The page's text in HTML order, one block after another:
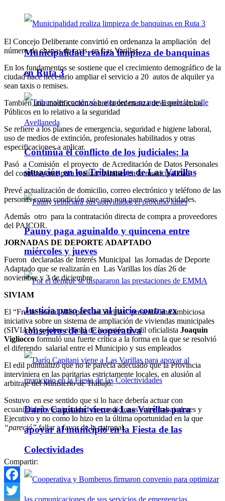
Municipalidad realiza limpieza de banquinas
en Ruta 3
Continúa el conflicto de los judiciales: la
situación en los Tribunales de Las Varillas
Pauny paga aguinaldo y quincena entre
miércoles y jueves
Justicia puso fecha al juicio contra ex
consejeros de la Cooperativa
Darío Capitani viene a Las Varillas para
apoyar al municipio en la Fiesta de las
Colectividades
El Concejo Deliberante convirtió en ordenanza la ampliación del
número de chapas de taxis en Las Varillas.
En los fundamentos se sostiene que el crecimiento demográfico de la
ciudad hace necesario ampliar el servicio a 20 autos de alquiler ya
sean taxis o remises.
También una modificación sobre la ordenanza de Espectáculos
Públicos en lo relativo a la seguridad
Se refiere a los planes de emergencia, seguridad e higiene laboral,
uso de medios de extinción, profesionales habilitados y otras
especificaciones a aplicar.
Pasó a Comisión el proyecto de Acreditación de Datos Personales
del contribuyente para realizar trámites en la municipalidad
Prevé actualización de domicilio, correo electrónico y teléfono de las
personas como condición sine qua non para esas actividades.
Además otro para la contratación directa de compra a proveedores
del PAICOR.
JORNADAS DE DEPORTE ADAPTADO
Fueron declaradas de Interés Municipal las Jornadas de Deporte
Adaptado que se realizarán en Las Varillas los días 26 de
noviembre y 3 de diciembre
SIVIAM
El “Frente Social Más por Las Varillas” presentó una ambiciosa
iniciativa sobre un sistema de ampliación de viviendas municipales
(SIVIAM) y sobre el final de la sesión el edil oficialista Joaquin
Vigliocco formuló una fuerte crítica a la forma en la que se resolvió
el diferendo salarial entre el Municipio y sus empleados
El edil puntualizó que no le parecía adecuado que la Provincia
interviniera en las paritarias estrictamente locales, en alusión al
arbitraje del Ministerio de Trabajo.
Sostuvo en ese sentido que si lo hace debería actuar con
ecuanimidad y en igualdad de condiciones entre trabajadores y
Ejecutivo y no como lo hizo en la última oportunidad en la que
“pareció”fallar a favor de la patronal.
Compartir:
Facebook